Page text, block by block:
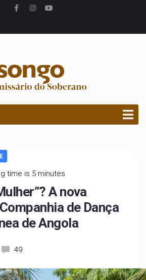
time is 5 minutes
A nova
de Dança
de Angola
49